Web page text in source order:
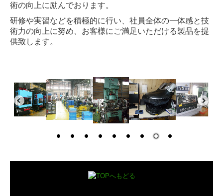
術の向上に励んでおります。
研修や実習などを積極的に行い、社員全体の一体感と技
術力の向上に努め、お客様にご満足いただける製品を提
供致します。